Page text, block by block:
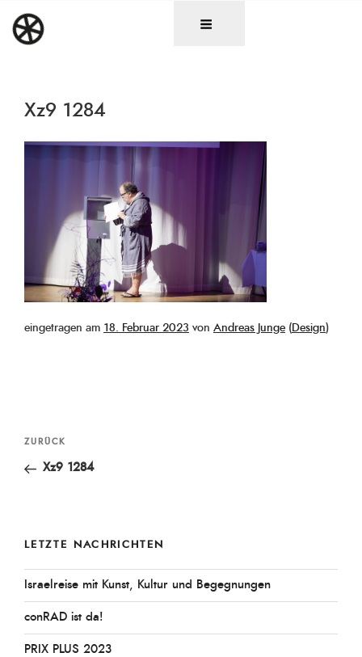
Inhalt
springen
Xz9 1284
eingetragen am Veröffentlicht
18. Februar 2023 von Andreas Junge (Design)
Beitragsnavigation
Vorheriger
Beitrag
ZURÜCK
Xz9 1284
LETZTE NACHRICHTEN
Israelreise mit Kunst, Kultur und Begegnungen
conRAD ist da!
PRIX PLUS 2023